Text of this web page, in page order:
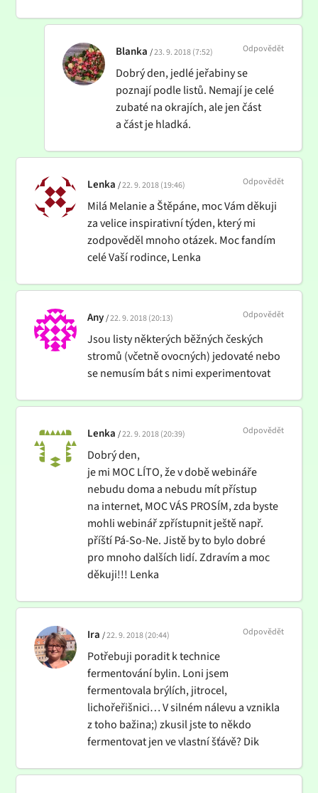
Blanka 23. 9. 2018 (7:52)
Dobrý den, jedlé jeřabiny se
poznají podle listů. Nemají je celé
zubaté na okrajích, ale jen část
a část je hladká.
Odpovědět
Lenka 22. 9. 2018 (19:46)
Milá Melanie a Štěpáne, moc Vám děkuji
za velice inspirativní týden, který mi
zodpověděl mnoho otázek. Moc fandím
celé Vaší rodince, Lenka
Odpovědět
Any 22. 9. 2018 (20:13)
Jsou listy některých běžných českých
stromů (včetně ovocných) jedovaté nebo
se nemusím bát s nimi experimentovat
Odpovědět
Lenka 22. 9. 2018 (20:39)
Dobrý den,
je mi MOC LÍTO, že v době webináře
nebudu doma a nebudu mít přístup
na internet, MOC VÁS PROSÍM, zda byste
mohli webinář zpřístupnit ještě např.
příští Pá-So-Ne. Jistě by to bylo dobré
pro mnoho dalších lidí. Zdravím a moc
děkuji!!! Lenka
Odpovědět
Ira 22. 9. 2018 (20:44)
Potřebuji poradit k technice
fermentování bylin. Loni jsem
fermentovala brýlích, jitrocel,
lichořeřišnici… V silném nálevu a vznikla
z toho bažina;) zkusil jste to někdo
fermentovat jen ve vlastní šťávě? Dik
Odpovědět